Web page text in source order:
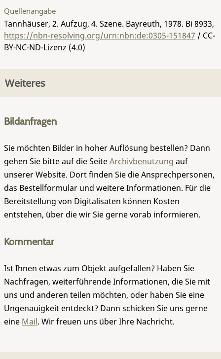
Quellenangabe
Tannhäuser, 2. Aufzug, 4. Szene. Bayreuth, 1978. Bi 8933,
https://nbn-resolving.org/urn:nbn:de:0305-151847 / CC-
BY-NC-ND-Lizenz (4.0)
Weiteres
Bildanfragen
Sie möchten Bilder in hoher Auflösung bestellen? Dann
gehen Sie bitte auf die SeiteArchivbenutzung auf
unserer Website. Dort finden Sie die Ansprechpersonen,
das Bestellformular und weitere Informationen. Für die
Bereitstellung von Digitalisaten können Kosten
entstehen, über die wir Sie gerne vorab informieren.
Kommentar
Ist Ihnen etwas zum Objekt aufgefallen? Haben Sie
Nachfragen, weiterführende Informationen, die Sie mit
uns und anderen teilen möchten, oder haben Sie eine
Ungenauigkeit entdeckt? Dann schicken Sie uns gerne
eine Mail. Wir freuen uns über Ihre Nachricht.